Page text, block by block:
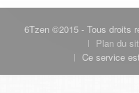
6Tzen ©2015 - Tous droits
Plan du
Ce service